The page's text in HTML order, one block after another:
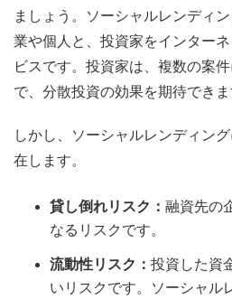
ましょう。ソーシャルレンディ
業や個人と、投資家をインター
ビスです。投資家は、複数の案
で、分散投資の効果を期待できま
しかし、ソーシャルレンディン
在します。
貸し倒れリスク： 融資先の
なるリスクです。
流動性リスク： 投資した資
いリスクです。ソーシャル